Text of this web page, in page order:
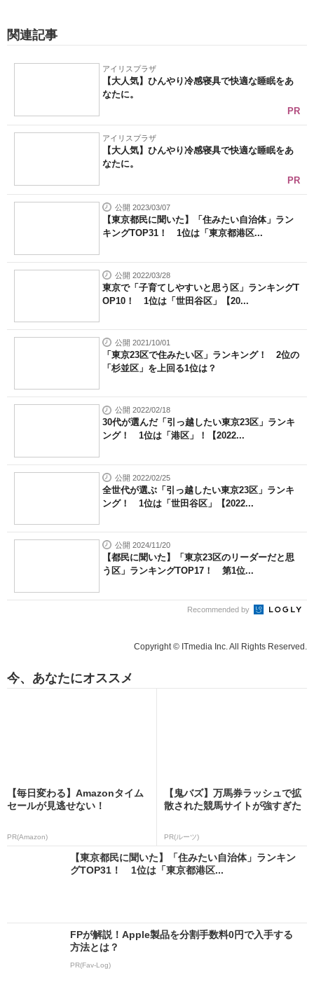
関連記事
アイリスプラザ
【大人気】ひんやり冷感寝具で快適な睡眠をあ
なたに。
PR
アイリスプラザ
【大人気】ひんやり冷感寝具で快適な睡眠をあ
なたに。
PR
公開 2023/03/07
【東京都民に聞いた】「住みたい自治体」ラン
キングTOP31！ 1位は「東京都港区...
公開 2022/03/28
東京で「子育てしやすいと思う区」ランキングT
OP10！ 1位は「世田谷区」【20...
公開 2021/10/01
「東京23区で住みたい区」ランキング！ 2位の
「杉並区」を上回る1位は？
公開 2022/02/18
30代が選んだ「引っ越したい東京23区」ランキ
ング！ 1位は「港区」！【2022...
公開 2022/02/25
全世代が選ぶ「引っ越したい東京23区」ランキ
ング！ 1位は「世田谷区」【2022...
公開 2024/11/20
【都民に聞いた】「東京23区のリーダーだと思
う区」ランキングTOP17！ 第1位...
Recommended by
Copyright © ITmedia Inc. All Rights Reserved.
今、あなたにオススメ
【毎日変わる】Amazonタイム
セールが見逃せない！
PR(Amazon)
【鬼バズ】万馬券ラッシュで拡
散された競馬サイトが強すぎた
PR(ルーツ)
【東京都民に聞いた】「住みたい自治体」ランキン
グTOP31！ 1位は「東京都港区...
FPが解説！Apple製品を分割手数料0円で入手する
方法とは？
PR(Fav-Log)